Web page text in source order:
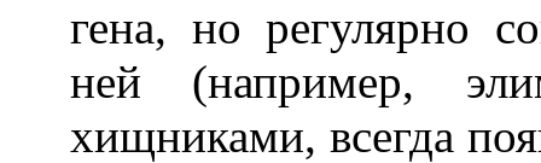
гена, но регулярно
ней (например,
хищниками, всегда